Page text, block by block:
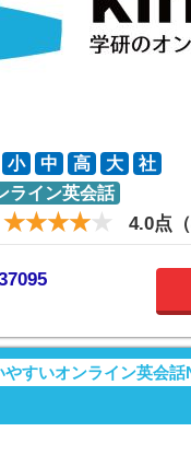
小 中 高 大
社
ライン英会話
4.0点（
やすいオンライン英会話